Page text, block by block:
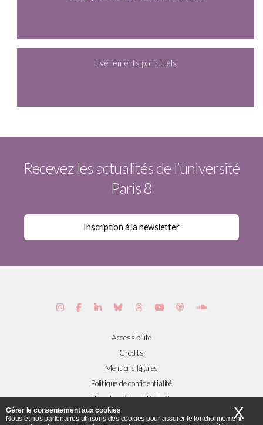
Evènements ponctuels
Recevez les actualités de l’université
Paris 8
Accessibilité
Crédits
Mentions légales
Politique de confidentialité
Tous les sites de Paris 8
Gérer le consentement aux cookies
Nous et nos partenaires utilisons des cookies pour assurer le fonctionnement
X